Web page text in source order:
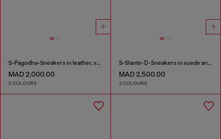
S-Pagodha-Sneakers in leather, suede and ripstop
MAD 2,000.00
2 COLOURS
S-Slante-D-Sneakers in suede and leather with D logo
MAD 2,500.00
3 COLOURS